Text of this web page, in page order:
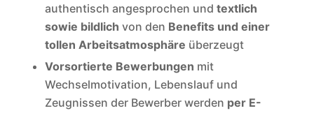
authentisch angesprochen und textlich
sowie bildlich von den Benefits und einer
tollen Arbeitsatmosphäre überzeugt
Vorsortierte Bewerbungen mit
Wechselmotivation, Lebenslauf und
Zeugnissen der Bewerber werden per E-